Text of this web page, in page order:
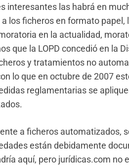
interesantes las habrá en
los ficheros en formato
en la actualidad,
que la LOPD concedió en la
y tratamientos no
lo que en octubre de 2007
reglamentarias se
a ficheros automatizados,
están debidamente
aquí, pero jurídicas.com